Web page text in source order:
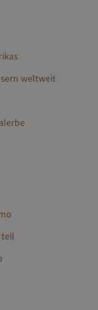
weltweit